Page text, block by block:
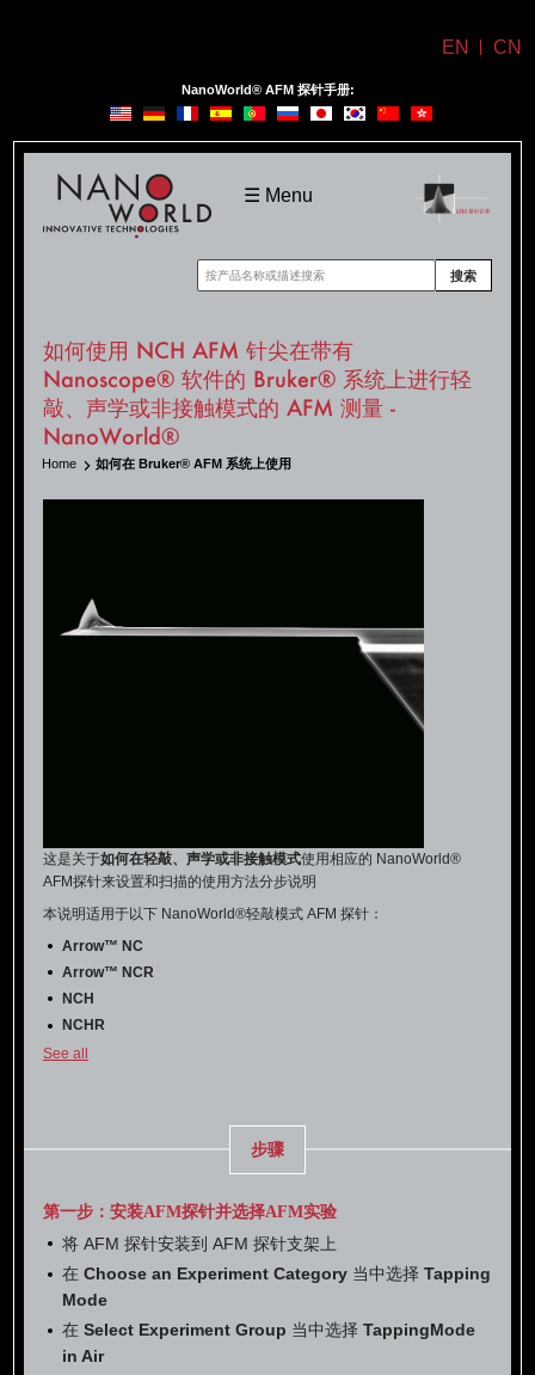
NanoWorld® AFM 探针手册:
EN CN
NanoWorld
☰ Menu
搜索
如何使用 NCH AFM 针尖在带有
Nanoscope® 软件的 Bruker® 系统上进行轻
敲、声学或非接触模式的 AFM 测量 -
NanoWorld®
Home 如何在 Bruker® AFM 系统上使用
这是关于如何在轻敲、声学或非接触模式使用相应的 NanoWorld®
AFM探针来设置和扫描的使用方法分步说明
本说明适用于以下 NanoWorld®轻敲模式 AFM 探针：
Arrow™ NC
Arrow™ NCR
NCH
NCHR
NCL
See all
步骤
第一步：安装AFM探针并选择AFM实验
将 AFM 探针安装到 AFM 探针支架上
在Choose an Experiment Category 当中选择 Tapping
Mode
在Select Experiment Group 当中选择 TappingMode
in Air